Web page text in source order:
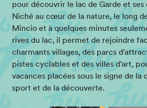
pour découvrir le lac de Garde et ses
Niché au cœur de la nature, le long
Mincio et à quelques minutes
rives du lac, il permet de rejoindre
charmants villages, des parcs
pistes cyclables et des villes d'art,
vacances placées sous le signe de la
sport et de la découverte.